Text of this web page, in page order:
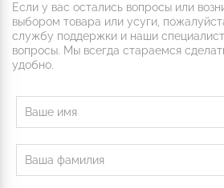
Если у вас остались вопросы или
выбором товара или усуги,
службу поддержки и наши
вопросы. Мы всегда стараемся
удобно.